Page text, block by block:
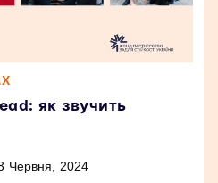
як звучить
Червня, 2024